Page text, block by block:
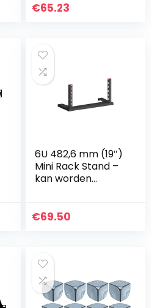
€65.23
6U 482,6 mm (19″)
Mini Rack Stand –
kan worden
Voor
€69.50